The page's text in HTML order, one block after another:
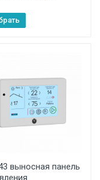
выносная панель